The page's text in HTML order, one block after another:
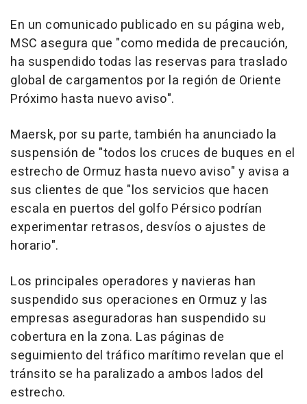
En un comunicado publicado en su página web,
MSC asegura que "como medida de precaución,
ha suspendido todas las reservas para traslado
global de cargamentos por la región de Oriente
Próximo hasta nuevo aviso".
Maersk, por su parte, también ha anunciado la
suspensión de "todos los cruces de buques en el
estrecho de Ormuz hasta nuevo aviso" y avisa a
sus clientes de que "los servicios que hacen
escala en puertos del golfo Pérsico podrían
experimentar retrasos, desvíos o ajustes de
horario".
Los principales operadores y navieras han
suspendido sus operaciones en Ormuz y las
empresas aseguradoras han suspendido su
cobertura en la zona. Las páginas de
seguimiento del tráfico marítimo revelan que el
tránsito se ha paralizado a ambos lados del
estrecho.